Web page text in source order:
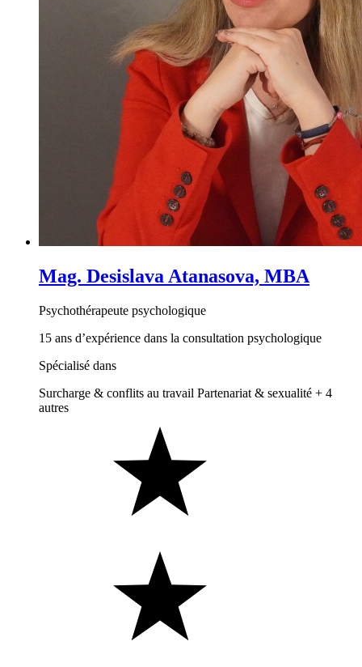
Mag. Desislava Atanasova, MBA
Psychothérapeute psychologique
15 ans d’expérience dans la consultation psychologique
Spécialisé dans
Surcharge & conflits au travail Partenariat & sexualité + 4
autres